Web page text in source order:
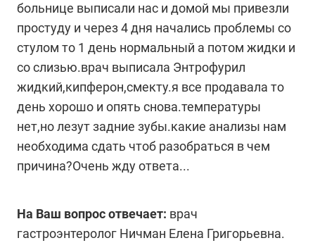
больнице выписали нас и домой мы привезли
простуду и через 4 дня начались проблемы со
стулом то 1 день нормальный а потом жидки и
со слизью.врач выписала Энтрофурил
жидкий,кипферон,смекту.я все продавала то
день хорошо и опять снова.температуры
нет,но лезут задние зубы.какие анализы нам
необходима сдать чтоб разобраться в чем
причина?Очень жду ответа...
На Ваш вопрос отвечает: врач
гастроэнтеролог Ничман Елена Григорьевна.